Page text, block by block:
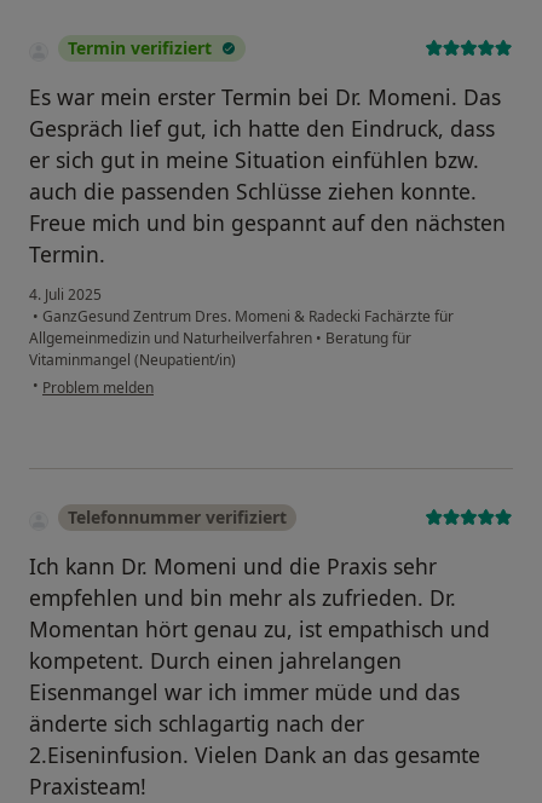
Termin verifiziert
Es war mein erster Termin bei Dr. Momeni. Das
Gespräch lief gut, ich hatte den Eindruck, dass
er sich gut in meine Situation einfühlen bzw.
auch die passenden Schlüsse ziehen konnte.
Freue mich und bin gespannt auf den nächsten
Termin.
4. Juli 2025
• GanzGesund Zentrum Dres. Momeni & Radecki Fachärzte für
Allgemeinmedizin und Naturheilverfahren • Beratung für
Vitaminmangel (Neupatient/in)
• Problem melden
Telefonnummer verifiziert
Ich kann Dr. Momeni und die Praxis sehr
empfehlen und bin mehr als zufrieden. Dr.
Momentan hört genau zu, ist empathisch und
kompetent. Durch einen jahrelangen
Eisenmangel war ich immer müde und das
änderte sich schlagartig nach der
2.Eiseninfusion. Vielen Dank an das gesamte
Praxisteam!